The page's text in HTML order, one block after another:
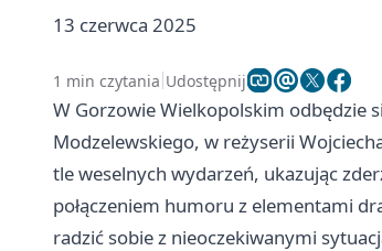
13 czerwca 2025
1 min czytania Udostępnij
W Gorzowie Wielkopolskim odbędzie
Modzelewskiego, w reżyserii
tle weselnych wydarzeń, ukazując
połączeniem humoru z elementami
radzić sobie z nieoczekiwanymi